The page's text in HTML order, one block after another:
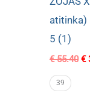
atitinka)
5 (1)
€55.40 €
39